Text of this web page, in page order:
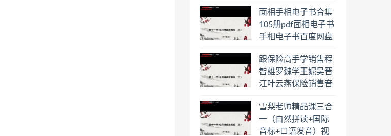
学习
面相手相电子书合集
105册pdf面相电子书
手相电子书百度网盘
跟保险高手学销售程
智雄罗魏学王妮吴晋
江叶云燕保险销售音
盘下载学习
雪梨老师精品课三合
一（自然拼读+国际
音标+口语发音）视